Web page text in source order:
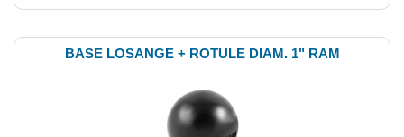
BASE LOSANGE + ROTULE DIAM. 1" RAM